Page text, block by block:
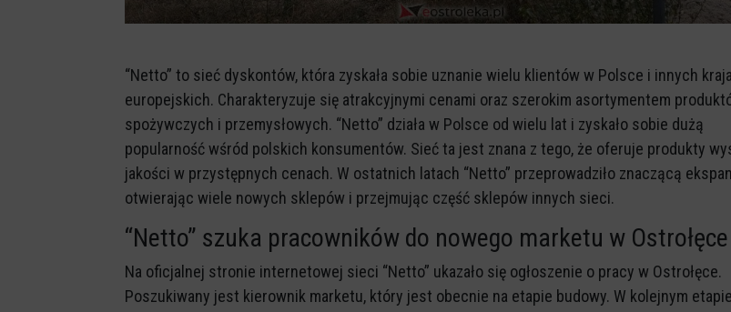
“Netto” to sieć dyskontów, która zyskała sobie uznanie wielu klientów w Polsce i innych
europejskich. Charakteryzuje się atrakcyjnymi cenami oraz szerokim asortymentem
spożywczych i przemysłowych. “Netto” działa w Polsce od wielu lat i zyskało sobie dużą
popularność wśród polskich konsumentów. Sieć ta jest znana z tego, że oferuje produkty
jakości w przystępnych cenach. W ostatnich latach “Netto” przeprowadziło znaczącą
otwierając wiele nowych sklepów i przejmując część sklepów innych sieci.
“Netto” szuka pracowników do nowego marketu w Ostrołęce
Na oficjalnej stronie internetowej sieci “Netto” ukazało się ogłoszenie o pracy w Ostrołęce.
Poszukiwany jest kierownik marketu, który jest obecnie na etapie budowy. W kolejnym etapie